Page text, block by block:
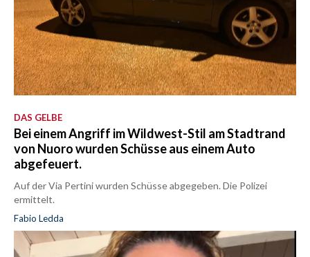
DAS GELBE
Bei einem Angriff im Wildwest-Stil am Stadtrand
von Nuoro wurden Schüsse aus einem Auto
abgefeuert.
Auf der Via Pertini wurden Schüsse abgegeben. Die Polizei
ermittelt.
Fabio Ledda